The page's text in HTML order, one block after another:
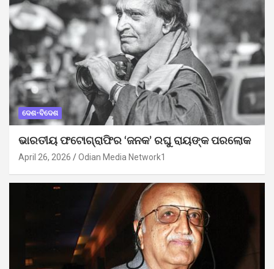
ଦେଶ-ବିଦେଶ
ଭାରତୀୟ ଫଟୋଗ୍ରାଫିର ‘ଜନକ’ ରଘୁ ରାୟଙ୍କ ପରଲୋକ
April 26, 2026 Odian Media Network1